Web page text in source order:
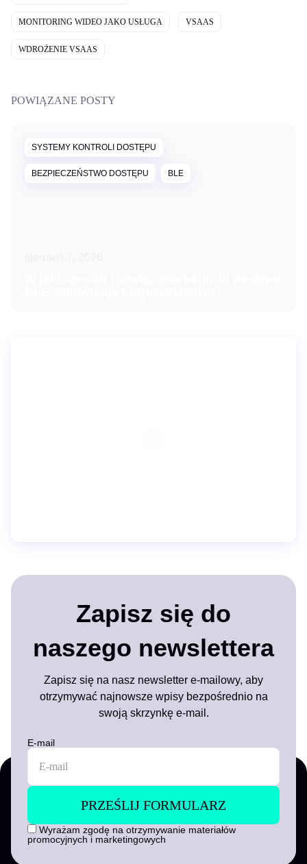
MONITORING WIDEO JAKO USŁUGA VSAAS
WDROŻENIE VSAAS
POWIĄZANE POSTY
SYSTEMY KONTROLI DOSTĘPU
BEZPIECZEŃSTWO DOSTĘPU BLE
Zapisz się do
naszego newslettera
Zapisz się na nasz newsletter e-mailowy, aby
otrzymywać najnowsze wpisy bezpośrednio na
swoją skrzynkę e-mail.
E-mail
Wyrażam zgodę na otrzymywanie materiałów
promocyjnych i marketingowych